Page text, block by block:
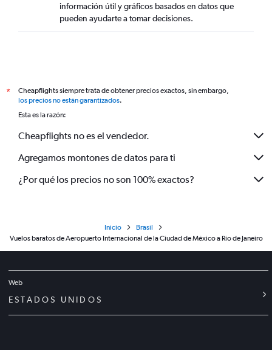
información útil y gráficos basados en datos que
pueden ayudarte a tomar decisiones.
*
Cheapflights siempre trata de obtener precios exactos, sin embargo,
los precios no están garantizados.
Esta es la razón:
Cheapflights no es el vendedor.
Agregamos montones de datos para ti
¿Por qué los precios no son 100% exactos?
Inicio
Brasil
Vuelos baratos de Aeropuerto Internacional de la Ciudad de México a Río de Janeiro
Web
ESTADOS UNIDOS